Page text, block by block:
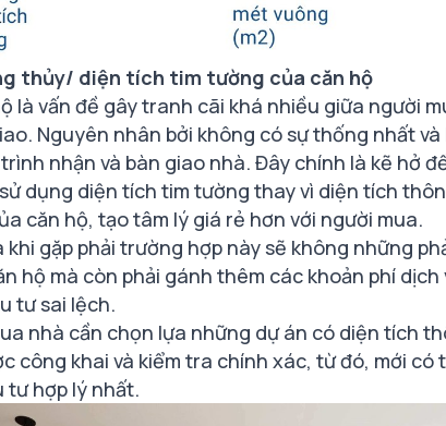
thủy/ diện tích tim tường của căn hộ
là vấn đề gây tranh cãi khá nhiều giữa người
Nguyên nhân bởi không có sự thống nhất
nhận và bàn giao nhà. Đây chính là kẽ hở
dụng diện tích tim tường thay vì diện tích
căn hộ, tạo tâm lý giá rẻ hơn với người mua.
khi gặp phải trường hợp này sẽ không những
hộ mà còn phải gánh thêm các khoản phí
tư sai lệch.
nhà cần chọn lựa những dự án có diện tích
công khai và kiểm tra chính xác, từ đó, mới có
tư hợp lý nhất.